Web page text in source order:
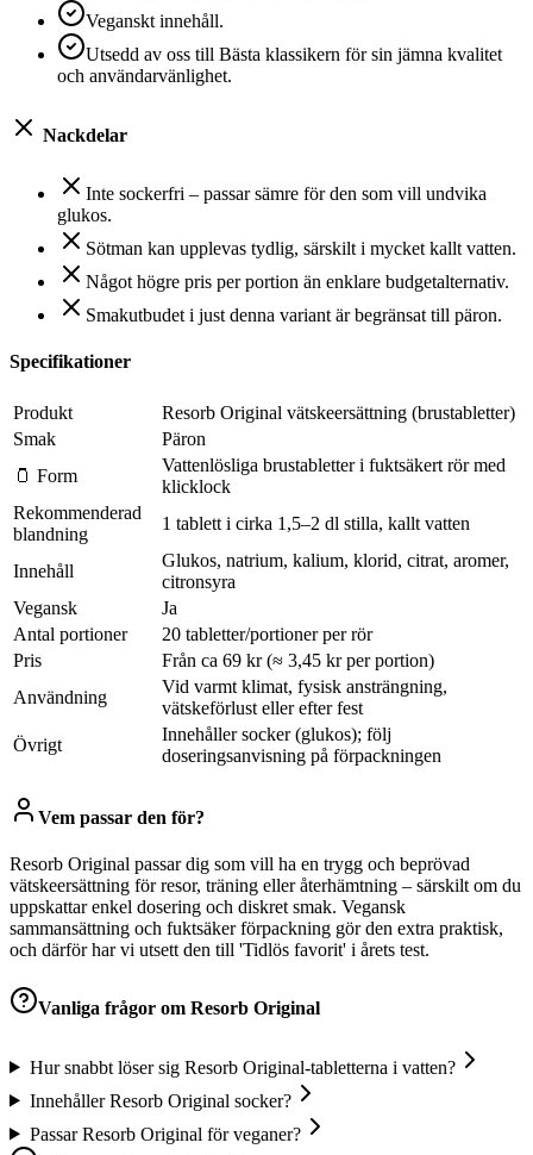
Veganskt innehåll.
Utsedd av oss till Bästa klassikern för sin jämna kvalitet
och användarvänlighet.
Nackdelar
Inte sockerfri – passar sämre för den som vill undvika
glukos.
Sötman kan upplevas tydlig, särskilt i mycket kallt vatten.
Något högre pris per portion än enklare budgetalternativ.
Smakutbudet i just denna variant är begränsat till päron.
Specifikationer
Produkt
Resorb Original vätskeersättning (brustabletter)
Smak
Päron
🫙 Form
Vattenlösliga brustabletter i fuktsäkert rör med
klicklock
Rekommenderad
blandning
1 tablett i cirka 1,5–2 dl stilla, kallt vatten
Innehåll
Glukos, natrium, kalium, klorid, citrat, aromer,
citronsyra
Vegansk
Ja
Antal portioner
20 tabletter/portioner per rör
Pris
Från ca 69 kr (≈ 3,45 kr per portion)
Användning
Vid varmt klimat, fysisk ansträngning,
vätskeförlust eller efter fest
Övrigt
Innehåller socker (glukos); följ
doseringsanvisning på förpackningen
Vem passar den för?
Resorb Original passar dig som vill ha en trygg och beprövad
vätskeersättning för resor, träning eller återhämtning – särskilt om du
uppskattar enkel dosering och diskret smak. Vegansk
sammansättning och fuktsäker förpackning gör den extra praktisk,
och därför har vi utsett den till 'Tidlös favorit' i årets test.
Vanliga frågor om Resorb Original
Hur snabbt löser sig Resorb Original-tabletterna i vatten?
Innehåller Resorb Original socker?
Passar Resorb Original för veganer?